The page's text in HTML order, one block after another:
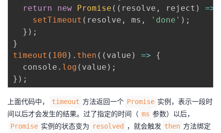
return
new Promise ( ( resolve , reject ) =>
setTimeout ( resolve , ms , 'done' ) ;
} ) ;
}
timeout ( 100 ) . then ( ( value ) =>
{
  console
. log ( value ) ;
} ) ;
上面代码中， timeout 方法返回一个 Promise 实例，表示一段时
间以后才会发生的结果。过了指定的时间（ ms 参数）以后，
Promise 实例的状态变为 resolved ，就会触发 then 方法绑定